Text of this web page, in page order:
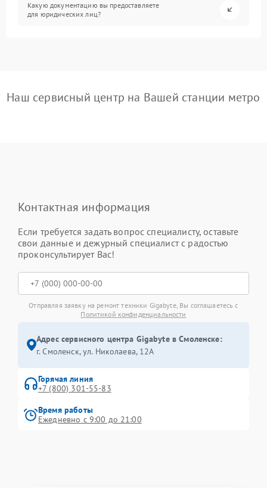
Какую документацию вы предоставляете
для юридических лиц?
Наш сервисный центр на Вашей станции метро
Контактная информация
Если требуется задать вопрос специалисту, оставьте
свои данные и дежурный специалист с радостью
проконсультирует Вас!
Отправляя заявку на ремонт техники Gigabyte, Вы соглашаетесь с
Политикой конфиденциальности
Адрес сервисного центра Gigabyte в Смоленске:
г. Смоленск, ул. Николаева, 12А
Горячая линия
+7 (800) 301-55-83
Время работы
Ежедневно с 9:00 до 21:00